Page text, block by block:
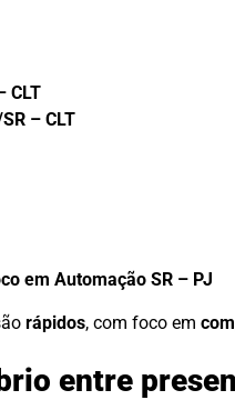
CLT
– CLT
em Automação SR – PJ
rápidos, com foco em
entre